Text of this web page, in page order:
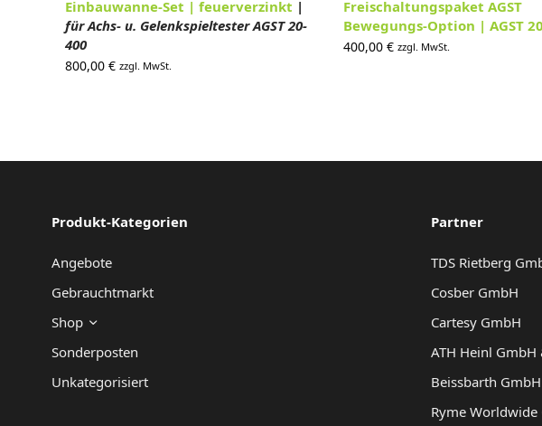
Einbauwanne-Set | feuerverzinkt |
für Achs- u. Gelenkspieltester AGST 20-
400
800,00 € zzgl. MwSt.
Freischaltungspaket AGST
Bewegungs-Option | AGST
400,00 € zzgl. MwSt.
Produkt-Kategorien
Angebote
Gebrauchtmarkt
Shop
Sonderposten
Unkategorisiert
Partner
TDS Rietberg
Cosber GmbH
Cartesy GmbH
ATH Heinl GmbH
Beissbarth GmbH
Ryme Worldwide